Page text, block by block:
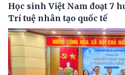
Học sinh Việt Nam đoạt 7
Trí tuệ nhân tạo quốc tế